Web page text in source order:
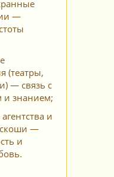
—
(театры,
— связь с
и знанием;
и
—
и